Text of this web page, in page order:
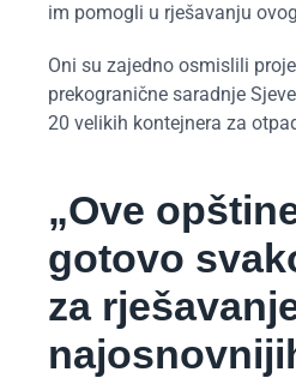
im pomogli u rješavanju
Oni su zajedno osmislili
prekogranične saradnje
20 velikih kontejnera za
„Ove
gotovo
za